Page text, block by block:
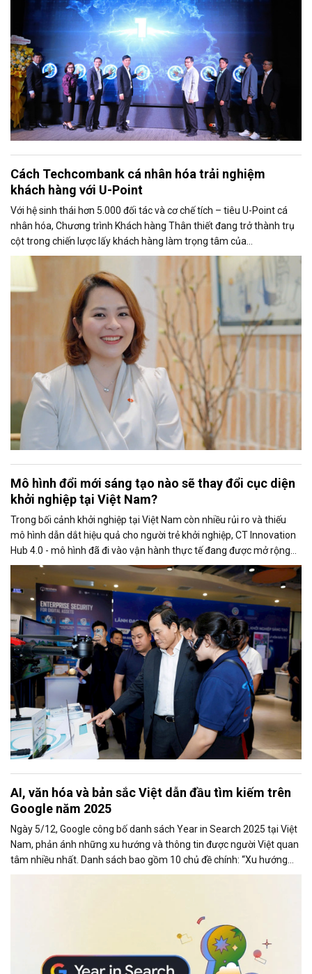
Cách Techcombank cá nhân hóa trải nghiệm
khách hàng với U-Point
Với hệ sinh thái hơn 5.000 đối tác và cơ chế tích – tiêu U-Point cá
nhân hóa, Chương trình Khách hàng Thân thiết đang trở thành trụ
cột trong chiến lược lấy khách hàng làm trọng tâm của
Techcombank.
Mô hình đổi mới sáng tạo nào sẽ thay đổi cục diện
khởi nghiệp tại Việt Nam?
Trong bối cảnh khởi nghiệp tại Việt Nam còn nhiều rủi ro và thiếu
mô hình dẫn dắt hiệu quả cho người trẻ khởi nghiệp, CT Innovation
Hub 4.0 - mô hình đã đi vào vận hành thực tế đang được mở rộng
và có khả năng nhượng quyền trên toàn quốc.
AI, văn hóa và bản sắc Việt dẫn đầu tìm kiếm trên
Google năm 2025
Ngày 5/12, Google công bố danh sách Year in Search 2025 tại Việt
Nam, phản ánh những xu hướng và thông tin được người Việt quan
tâm nhiều nhất. Danh sách bao gồm 10 chủ đề chính: “Xu hướng
chung,” “Tạo ảnh,” “Phim ảnh (chung),” “Phim ảnh Việt Nam,”